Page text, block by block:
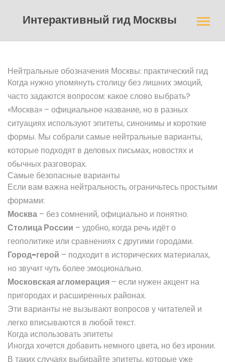
Интерактивный гид Москвы
Нейтральные обозначения Москвы: практический гид
Когда нужно упомянуть столицу без лишних эмоций,
часто задаются вопросом: какое слово выбрать?
«Москва» – официальное название, но в разных
ситуациях используют эпитеты, синонимы и короткие
формы. Мы собрали самые нейтральные варианты,
которые подходят в деловых письмах, новостях и
обычных разговорах.
Самые безопасные варианты
Если вам важна нейтральность, ограничьтесь простыми
формами:
Москва – без сомнений, официально и понятно.
Столица России – удобно, когда речь идёт о
геополитике или сравнениях с другими городами.
Город-герой – подходит в исторических материалах,
но звучит чуть более эмоционально.
Московская агломерация – если нужен акцент на
пригородах и расширенных районах.
Эти варианты не вызывают вопросов у читателей и
легко вписываются в любой текст.
Когда использовать эпитеты
Иногда хочется добавить немного цвета, но без иронии.
В таких случаях выбирайте эпитеты, которые уже